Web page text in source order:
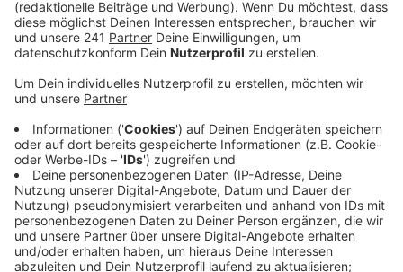
Veröffentlicht:Dienstag, 09.05.2023 05:45
Über 110 Interessenten hätten sich bereits gemeldet,
21 Führerscheine wurden allein in der ersten Woche
umgetauscht. Das zeige, dass das Angebot
wesentlich attraktiver sei als sein Vorgänger, so die
Stadt. Bisher konnten Senioren, die ihren Führerschein
abgeben, einen 25-Euro-Gutschein der Wupsi
bekommen. Das haben seit 2020 insgesamt 18